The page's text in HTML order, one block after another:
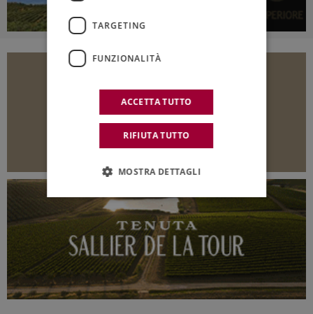
TARGETING
FUNZIONALITÀ
ACCETTA TUTTO
RIFIUTA TUTTO
MOSTRA DETTAGLI